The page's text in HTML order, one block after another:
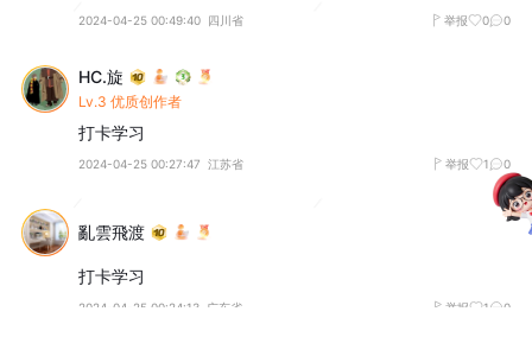
2024-04-25 00:49:40 四川省 举报 0 0
HC.旋
Lv.3 优质创作者
打卡学习
2024-04-25 00:27:47 江苏省 举报 1 0
亂雲飛渡
打卡学习
2024-04-25 00:24:13 广东省 举报 1 0